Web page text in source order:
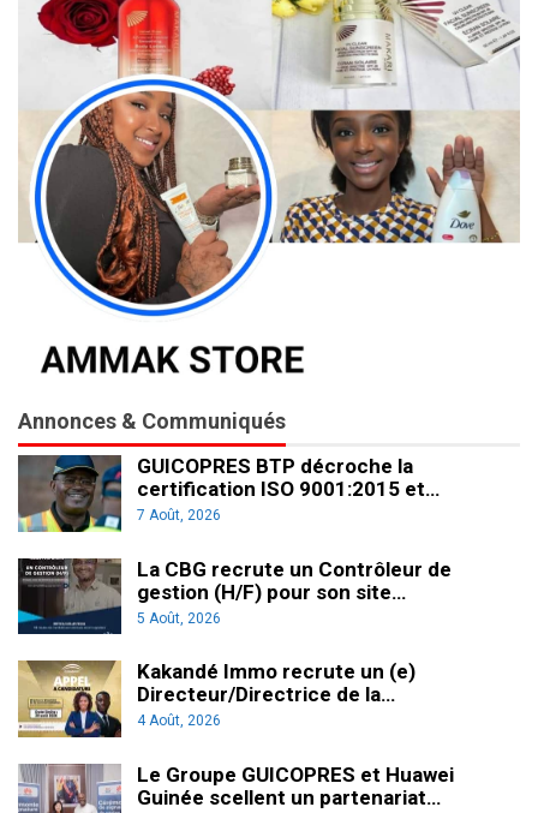
Annonces & Communiqués
GUICOPRES BTP décroche la
certification ISO 9001:2015 et…
7 Août, 2026
La CBG recrute un Contrôleur de
gestion (H/F) pour son site…
5 Août, 2026
Kakandé Immo recrute un (e)
Directeur/Directrice de la…
4 Août, 2026
Le Groupe GUICOPRES et Huawei
Guinée scellent un partenariat…